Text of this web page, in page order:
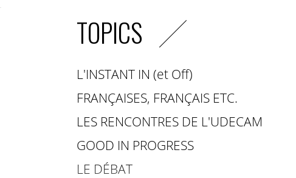
TOPICS
L'INSTANT IN (et Off)
FRANÇAISES, FRANÇAIS ETC.
LES RENCONTRES DE L'UDECAM
GOOD IN PROGRESS
LE DÉBAT